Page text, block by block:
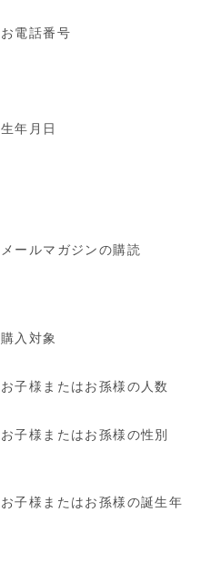
お電話番号
生年月日
メールマガジンの購読
購入対象
お子様またはお孫様の人数
お子様またはお孫様の性別
お子様またはお孫様の誕生年